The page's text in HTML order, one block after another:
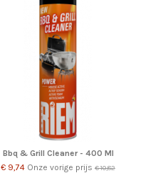
Bbq & Grill Cleaner - 400 Ml
€ 9,74 Onze vorige prijs € 10,82